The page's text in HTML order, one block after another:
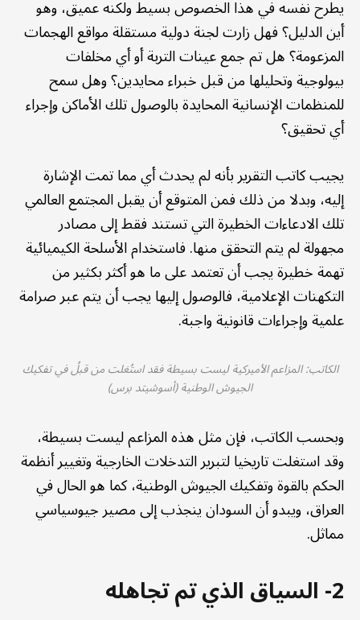
يطرح نفسه في هذا الخصوص بسيط ولكنه عميق، وهو
أين الدليل؟ فهل زارت لجنة دولية مستقلة مواقع الهجمات
المزعومة؟ هل تم جمع عينات التربة أو أي مخلفات
بيولوجية وتحليلها من قبل خبراء محايدين؟ وهل سمح
للمنظمات الإنسانية المحايدة بالوصول تلك الأماكن وإجراء
أي تحقيق؟
يجيب كاتب التقرير بأنه لم يحدث أي مما تمت الإشارة
إليه، وبدلا من ذلك فمن المتوقع أن يقبل المجتمع العالمي
تلك الادعاءات الخطيرة التي تستند فقط إلى مصادر
مجهولة لم يتم التحقق منها. فاستخدام الأسلحة الكيميائية
تهمة خطيرة يجب أن تعتمد على ما هو أكثر بكثير من
التكهنات الإعلامية، فالوصول إليها يجب أن يتم عبر صرامة
علمية وإجراءات قانونية واجبة.
الكاتب: المزاعم الأميركية ليست بسيطة فقد استُغلت من قبلُ في تفكيك
الجيوش الوطنية (أسوشيتد برس)
وبحسب الكاتب، فإن مثل هذه المزاعم ليست بسيطة،
وقد استغلت تاريخيا لتبرير التدخلات الخارجية وتغيير أنظمة
الحكم بالقوة وتفكيك الجيوش الوطنية، كما هو الحال في
العراق، ويبدو أن السودان ينجذب إلى مصير جيوسياسي
مماثل.
2- السياق الذي تم تجاهله